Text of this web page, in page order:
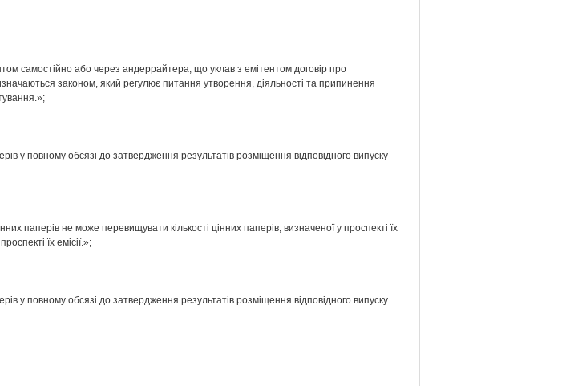
самостійно або через андеррайтера, що уклав з емітентом договір про
законом, який регулює питання утворення, діяльності та припинення
у повному обсязі до затвердження результатів розміщення відповідного випуску
паперів не може перевищувати кількості цінних паперів, визначеної у проспекті їх
їх емісії.»;
у повному обсязі до затвердження результатів розміщення відповідного випуску